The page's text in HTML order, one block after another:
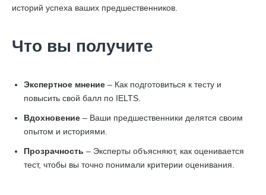
историй успеха ваших предшественников.
Что вы получите
Экспертное мнение – Как подготовиться к тесту и
повысить свой балл по IELTS.
Вдохновение – Ваши предшественники делятся своим
опытом и историями.
Прозрачность – Эксперты объясняют, как оценивается
тест, чтобы вы точно понимали критерии оценивания.